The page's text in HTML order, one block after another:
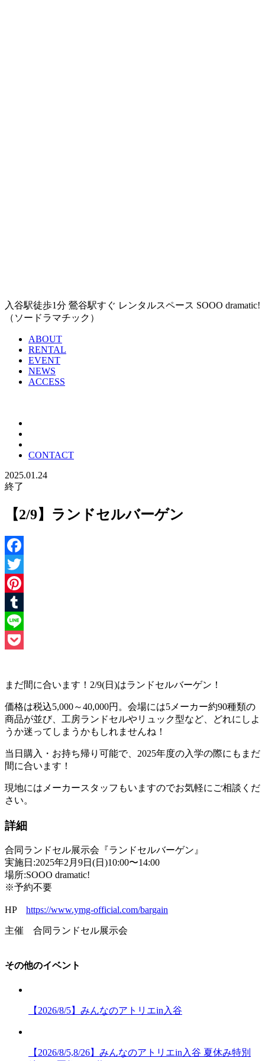
入谷駅徒歩1分 鶯谷駅すぐ レンタルスペース SOOO dramatic!
（ソードラマチック）
ABOUT
RENTAL
EVENT
NEWS
ACCESS
CONTACT
2025.01.24
終了
【2/9】ランドセルバーゲン
Facebook
Twitter
Pinterest
Tumblr
Line
まだ間に合います！2/9(日)はランドセルバーゲン！
価格は税込5,000～40,000円。会場には5メーカー約90種類の
商品が並び、工房ランドセルやリュック型など、どれにしよ
うか迷ってしまうかもしれませんね！
当日購入・お持ち帰り可能で、2025年度の入学の際にもまだ
間に合います！
現地にはメーカースタッフもいますのでお気軽にご相談くだ
さい。
詳細
合同ランドセル展示会『ランドセルバーゲン』
実施日:2025年2月9日(日)10:00〜14:00
場所:SOOO dramatic!
※予約不要
HP https://www.ymg-official.com/bargain
主催 合同ランドセル展示会
その他のイベント
【2026/8/5】みんなのアトリエin入谷
【2026/8/5,8/26】みんなのアトリエin入谷 夏休み特別